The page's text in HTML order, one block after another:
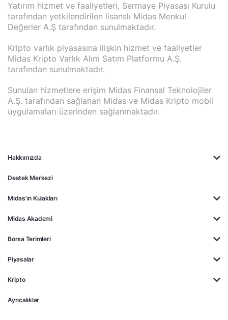
Hakkımızda
Destek Merkezi
Midas'ın Kulakları
Midas Akademi
Borsa Terimleri
Piyasalar
Kripto
Ayrıcalıklar
Yatırım hizmet ve faaliyetleri, Sermaye Piyasası Kurulu
tarafından yetkilendirilen lisanslı Midas Menkul
Değerler A.Ş tarafından sunulmaktadır.
Kripto varlık piyasasına ilişkin hizmet ve faaliyetler
Midas Kripto Varlık Alım Satım Platformu A.Ş.
tarafından sunulmaktadır.
Sunulan hizmetlere erişim Midas Finansal Teknolojiler
A.Ş. tarafından sağlanan Midas ve Midas Kripto mobil
uygulamaları üzerinden sağlanmaktadır.